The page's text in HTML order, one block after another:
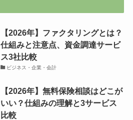
【2026年】ファクタリングとは？
仕組みと注意点、資金調達サービ
ス3社比較
ビジネス・企業・会計
【2026年】無料保険相談はどこが
いい？仕組みの理解と3サービス
比較